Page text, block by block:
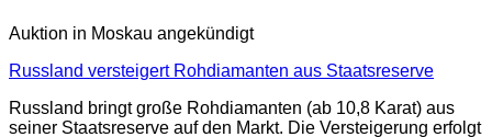
Auktion in Moskau angekündigt
Russland versteigert Rohdiamanten aus Staatsreserve
Russland bringt große Rohdiamanten (ab 10,8 Karat) aus
seiner Staatsreserve auf den Markt. Die Versteigerung erfolgt